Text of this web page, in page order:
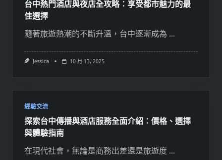
台中熱門酒店與夜店全攻略：享受都市魅力的最
佳選擇
隨著旅遊熱潮的不斷升溫，台中逐漸成為 ...
Jessica 10 月 13, 2025
經驗交流
探索台中傳播與酒店服務全面介紹：價格、選擇
與體驗指南
在現代社會，無論是商務出差還是旅遊度 ...